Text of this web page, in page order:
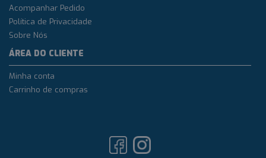
Acompanhar Pedido
Política de Privacidade
Sobre Nós
ÁREA DO CLIENTE
Minha conta
Carrinho de compras